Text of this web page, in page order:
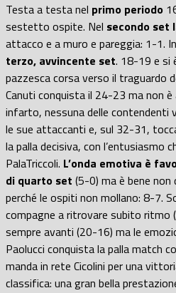
Testa a testa nel primo periodo
sestetto ospite. Nel secondo set
attacco e a muro e pareggia: 1-1.
terzo, avvincente set. 18-19 e si
pazzesca corsa verso il traguardo
Canuti conquista il 24-23 ma non
infarto, nessuna delle contendenti
le sue attaccanti e, sul 32-31,
la palla decisiva, con l’entusiasmo
PalaTriccoli. L’onda emotiva è
di quarto set (5-0) ma è bene
perché le ospiti non mollano: 8-7.
compagne a ritrovare subito ritmo
sempre avanti (20-16) ma le
Paolucci conquista la palla match
manda in rete Cicolini per una
classifica: una gran bella